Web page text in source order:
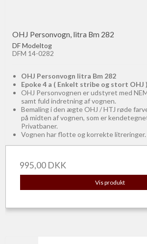
OHJ Personvogn, litra Bm 282
DF Modeltog
DFM 14-0282
OHJ Personvogn litra Bm 282
Epoke 4 a ( Enkelt stribe og stort OHJ )
OHJ Personvognen er udstyret med
samt fuld indretning af vognen.
Bemaling i den ægte OHJ / HTJ røde
på midten af vognen, som er
Privatbaner.
Vognen har flotte og korrekte litreringer.
995,00 DKK
Vis produkt